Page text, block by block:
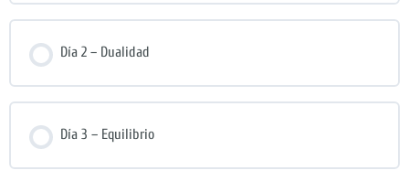
Día 2 – Dualidad
Día 3 – Equilibrio